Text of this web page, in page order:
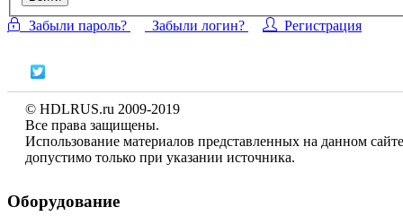
Забыли пароль? Забыли логин? Регистрация
© HDLRUS.ru 2009-2019
Все права защищены.
Использование материалов представленных на данном сайте
допустимо только при указании источника.
Оборудование